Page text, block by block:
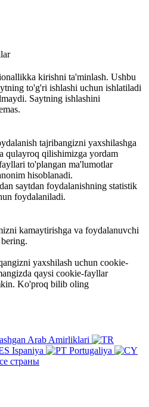
kirishni ta'minlash. Ushbu
to'g'ri ishlashi uchun ishlatiladi
Saytning ishlashini
tajribangizni yaxshilashga
qulayroq qilishimizga yordam
to'plangan ma'lumotlar
hisoblanadi.
saytdan foydalanishning statistik
foydalaniladi.
kamaytirishga va foydalanuvchi
yaxshilash uchun cookie-
qaysi cookie-fayllar
Ko'proq bilib oling
Arab Amirliklari
Ispaniya
Portugaliya
страны